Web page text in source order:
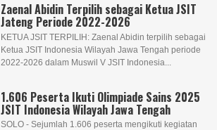
Zaenal Abidin Terpilih sebagai Ketua JSIT
Jateng Periode 2022-2026
KETUA JSIT TERPILIH: Zaenal Abidin terpilih sebagai
Ketua JSIT Indonesia Wilayah Jawa Tengah periode
2022-2026 dalam Muswil V JSIT Indonesia...
1.606 Peserta Ikuti Olimpiade Sains 2025
JSIT Indonesia Wilayah Jawa Tengah
SOLO - Sejumlah 1.606 peserta mengikuti kegiatan